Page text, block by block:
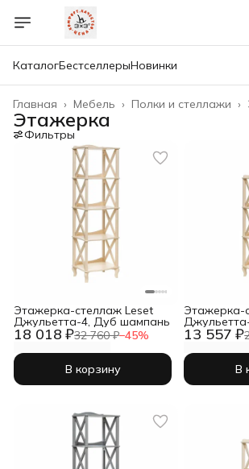
КаталогБестселлерыНовинки
Полки и стеллажи ›
Мебель ›
Главная ›
Этажерка
Фильтры
18 018 ₽32 760 ₽−45%
Этажерка-стеллаж Leset
Джульетта-4, Дуб шампань
В корзину
13 557 ₽
Этажерка-
В